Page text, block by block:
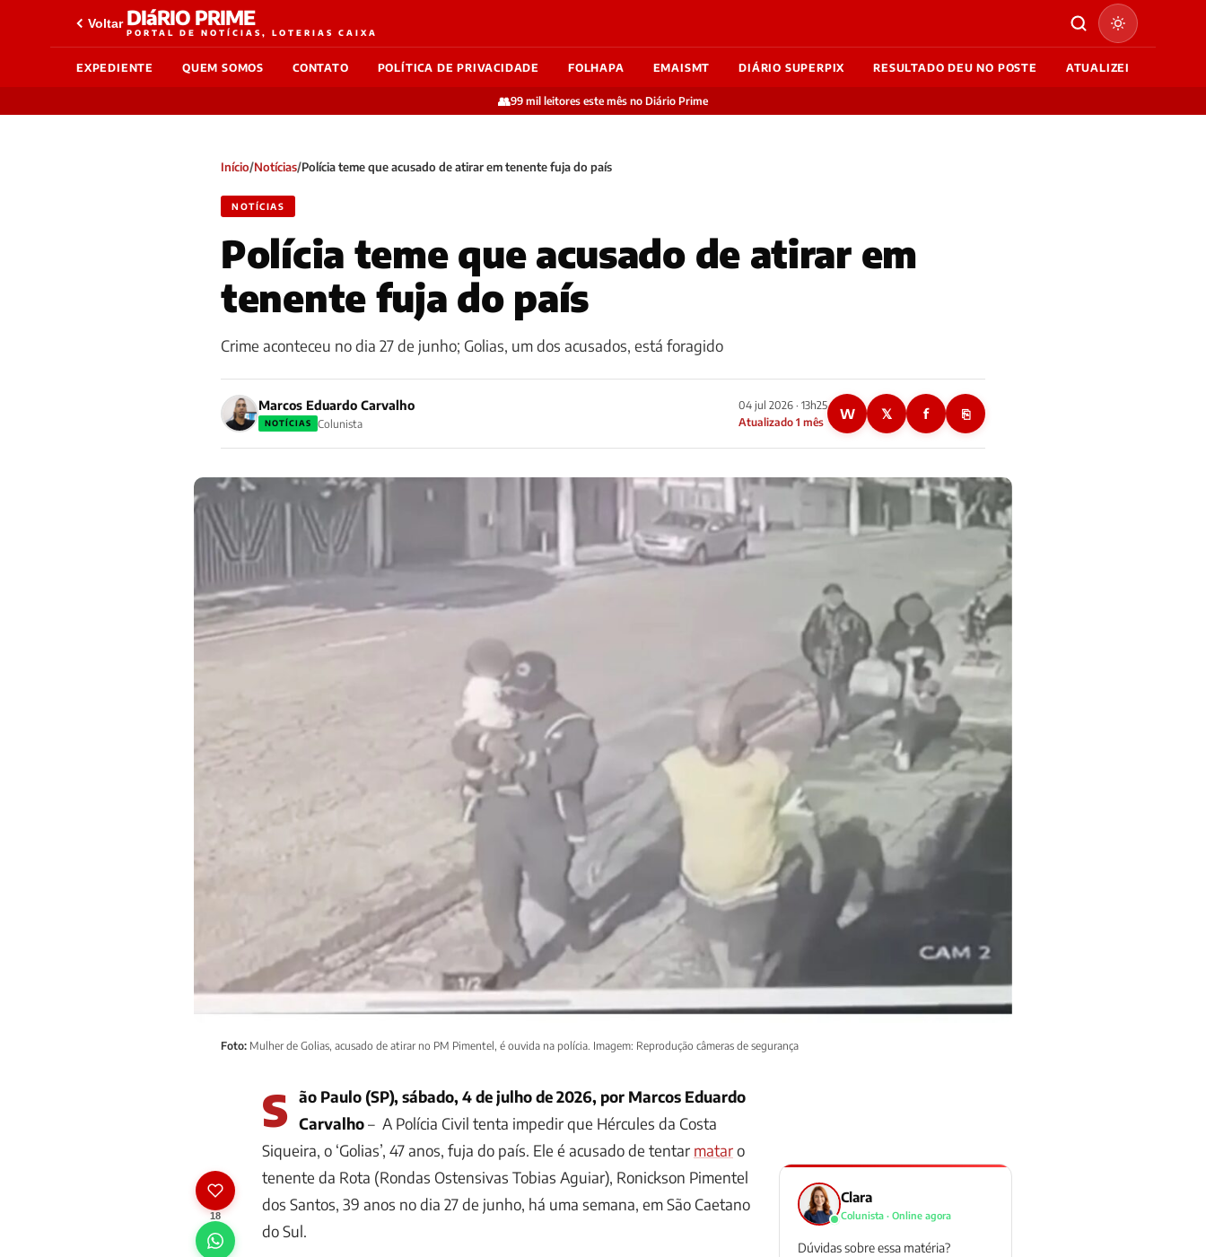
Voltar DIáRIO PRIME
PORTAL DE NOTÍCIAS, LOTERIAS CAIXA
EXPEDIENTE QUEM SOMOS CONTATO POLÍTICA DE PRIVACIDADE FOLHAPA EMAISMT DIÁRIO SUPERPIX RESULTADO DEU NO POSTE ATUALIZEI
👥99 mil leitores este mês no Diário Prime
Início/Notícias/Polícia teme que acusado de atirar em tenente fuja do país
NOTÍCIAS
Polícia teme que acusado de atirar em
tenente fuja do país
Crime aconteceu no dia 27 de junho; Golias, um dos acusados, está foragido
Marcos Eduardo Carvalho
NOTÍCIAS Colunista
04 jul 2026 · 13h25
Atualizado 1 mês
W 𝕏 f ⎘
Foto: Mulher de Golias, acusado de atirar no PM Pimentel, é ouvida na polícia. Imagem: Reprodução câmeras de segurança
18
S ão Paulo (SP), sábado, 4 de julho de 2026, por Marcos Eduardo
Carvalho– A Polícia Civil tenta impedir que Hércules da Costa
Siqueira, o ‘Golias’, 47 anos, fuja do país. Ele é acusado de tentar mataro
tenente da Rota (Rondas Ostensivas Tobias Aguiar), Ronickson Pimentel
dos Santos, 39 anos no dia 27 de junho, há uma semana, em São Caetano
do Sul.
Clara
Colunista · Online agora
Dúvidas sobre essa matéria?